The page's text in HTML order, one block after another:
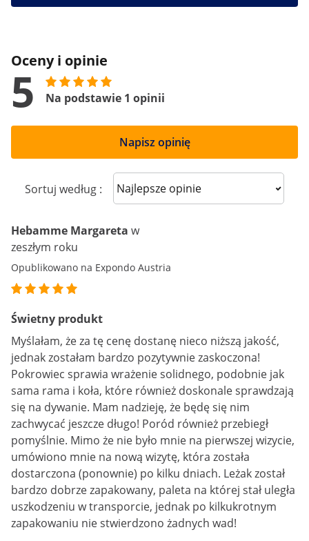
Oceny i opinie
5 Na podstawie 1 opinii
Napisz opinię
Sortuj według : Sort reviews
Hebamme Margareta w
zeszłym roku
Opublikowano na Expondo Austria
Świetny produkt
Myślałam, że za tę cenę dostanę nieco niższą jakość,
jednak zostałam bardzo pozytywnie zaskoczona!
Pokrowiec sprawia wrażenie solidnego, podobnie jak
sama rama i koła, które również doskonale sprawdzają
się na dywanie. Mam nadzieję, że będę się nim
zachwycać jeszcze długo! Poród również przebiegł
pomyślnie. Mimo że nie było mnie na pierwszej wizycie,
umówiono mnie na nową wizytę, która została
dostarczona (ponownie) po kilku dniach. Leżak został
bardzo dobrze zapakowany, paleta na której stał uległa
uszkodzeniu w transporcie, jednak po kilkukrotnym
zapakowaniu nie stwierdzono żadnych wad!